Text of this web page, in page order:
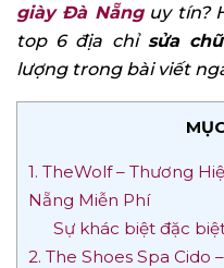
giày Đà Nẵnguy tín?
top 6 địa chỉsửa
lượng trong bài viết
1. TheWolf – Thương
Nẵng Miễn Phí
Sự khác biệt đặc
2. The Shoes Spa Cido